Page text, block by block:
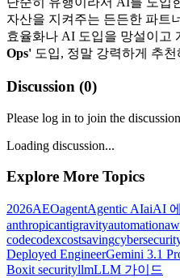
자산을 지켜주는 든든한 파트
효율화나 AI 도입을 망설이고
Ops' 도입, 정말 강력하게 추
Discussion (0)
Please log in to join the
Loading discussion...
Explore More Topics
2026AEOagentAgentic AIaiAI
anthropicantigravityautomation
codecodexcostsaving
Deployed EngineerGemini 3.1
Boxit securityllmLLM 가이드